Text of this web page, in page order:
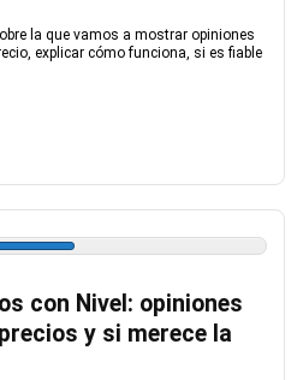
la que vamos a mostrar opiniones
explicar cómo funciona, si es fiable
con Nivel: opiniones
y si merece la